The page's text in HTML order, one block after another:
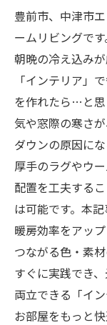
豊前市、中津市
ームリビングです
朝晩の冷え込み
「インテリア」
を作れたら…と
気や窓際の寒さ
ダウンの原因に
厚手のラグやウ
配置を工夫する
は可能です。本
暖房効率をアッ
つながる色・素
すぐに実践でき
両立できる「イ
お部屋をもっと